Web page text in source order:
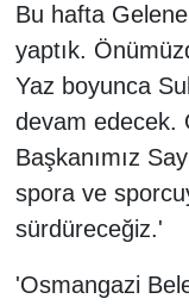
Bu hafta
yaptık.
Yaz boyunca
devam edecek.
Başkanımız
spora ve
sürdüreceğiz.'
'Osmangazi